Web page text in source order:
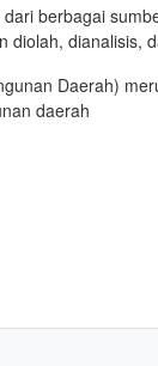
berbagai
diolah, dianalisis,
Daerah)
daerah